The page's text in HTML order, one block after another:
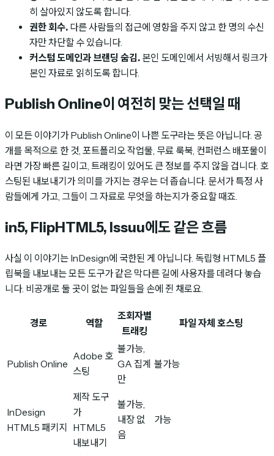
히 살아있지 않도록 합니다.
권한 회수. 다른 사람들의 접근에 영향을 주지 않고 한 명의 수신
자만 차단할 수 있습니다.
커스텀 도메인과 브랜딩 숨김. 본인 도메인에서 서빙해서 링크가
본인 자료로 읽히도록 합니다.
Publish Online이 여전히 맞는 선택일 때
이 모든 이야기가 Publish Online이 나쁜 도구라는 뜻은 아닙니다. 공
개를 목적으로 한 것, 포트폴리오 작업물, 무료 룩북, 컨퍼런스 배포물이
라면 가장 빠른 길이고, 트래킹이 있어도 큰 정보를 주지 않을 겁니다. 호
스팅된 내보내기가 의미를 가지는 경우는 더 좁습니다. 문서가 특정 사
람들에게 가고, 그들이 그 자료로 무엇을 하는지가 중요할 때죠.
in5, FlipHTML5, Issuu에도 같은 흐름
사실 이 이야기는 InDesign에 국한된 게 아닙니다. 독립형 HTML5 플
립북을 내보내는 모든 도구가 같은 막다른 길에 사용자를 데려다 놓습
니다. 비공개로 둘 곳이 없는 파일들을 손에 쥔 채로요.
경로 역할
조회자별
트래킹
파일 자체 호스팅
Publish Online
Adobe 호
스팅
불가능,
GA 집계
만
불가능
InDesign
HTML5 패키지
제작 도구
가
HTML5
내보내기
불가능,
내장 없
음
가능